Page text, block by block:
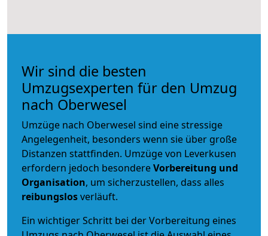
Wir sind die besten
Umzugsexperten für den Umzug
nach Oberwesel
Umzüge nach Oberwesel sind eine stressige
Angelegenheit, besonders wenn sie über große
Distanzen stattfinden. Umzüge von Leverkusen
erfordern jedoch besondereVorbereitung und
Organisation, um sicherzustellen, dass alles
reibungslosverläuft.
Ein wichtiger Schritt bei der Vorbereitung eines